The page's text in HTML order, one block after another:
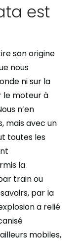
est
son origine
nous
ni sur la
le moteur à
n’en
mais avec un
toutes les
la
train ou
par la
a relié
mobiles,